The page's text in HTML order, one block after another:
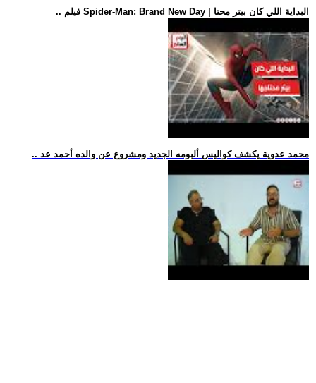
.. فيلم Spider-Man: Brand New Day | البداية اللي كان بيتر محتا
.. محمد عدوية يكشف كواليس ألبومه الجديد ومشروع عن والده أحمد عد